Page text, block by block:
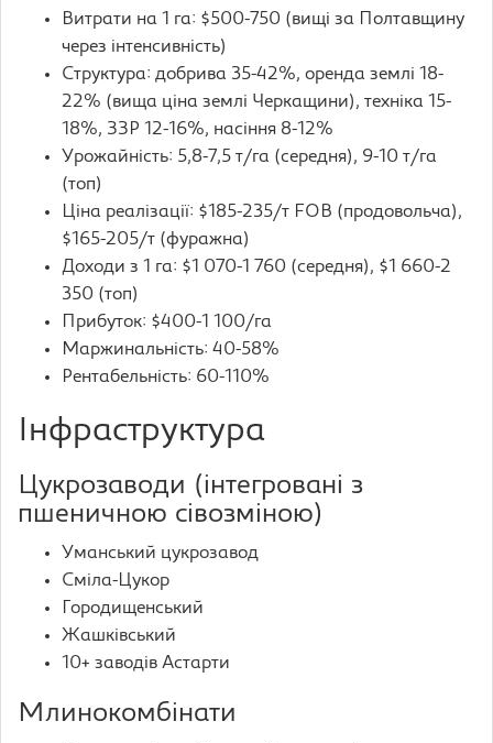
Витрати на 1 га: $500-750 (вищі за Полтавщину
через інтенсивність)
Структура: добрива 35-42%, оренда землі 18-
22% (вища ціна землі Черкащини), техніка 15-
18%, ЗЗР 12-16%, насіння 8-12%
Урожайність: 5,8-7,5 т/га (середня), 9-10 т/га
(топ)
Ціна реалізації: $185-235/т FOB (продовольча),
$165-205/т (фуражна)
Доходи з 1 га: $1 070-1 760 (середня), $1 660-2
350 (топ)
Прибуток: $400-1 100/га
Маржинальність: 40-58%
Рентабельність: 60-110%
Інфраструктура
Цукрозаводи (інтегровані з
пшеничною сівозміною)
Уманський цукрозавод
Сміла-Цукор
Городищенський
Жашківський
10+ заводів Астарти
Млинокомбінати